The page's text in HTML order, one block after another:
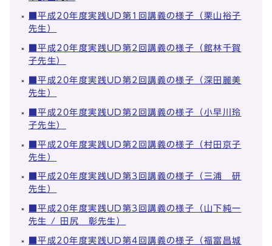
■平成20年度実践UD第1回講義の様子（栗山裕子
先生）
■平成20年度実践UD第2回講義の様子（館林千賀
子先生）
■平成20年度実践UD第2回講義の様子（深田麗美
先生）
■平成20年度実践UD第2回講義の様子（小早川玲
子先生）
■平成20年度実践UD第2回講義の様子（村田京子
先生）
■平成20年度実践UD第3回講義の様子（三浦 研
先生）
■平成20年度実践UD第3回講義の様子（山下純一
先生 / 田尻 彰先生）
■平成20年度実践UD第4回講義の様子（福富昌城